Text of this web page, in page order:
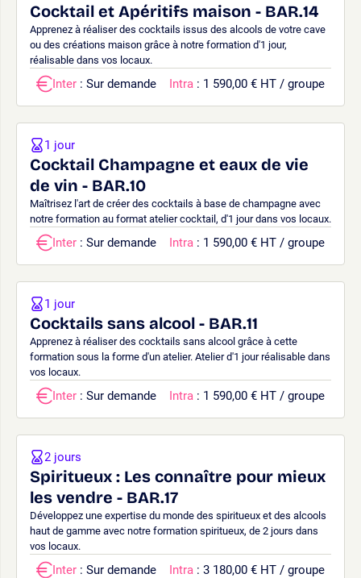
Cocktail et Apéritifs maison - BAR.14
Apprenez à réaliser des cocktails issus des alcools de votre cave
ou des créations maison grâce à notre formation d'1 jour,
réalisable dans vos locaux.
Inter : Sur demande Intra : 1 590,00 € HT / groupe
Cocktail Champagne et eaux de vie
de vin - BAR.10
Maîtrisez l'art de créer des cocktails à base de champagne avec
notre formation au format atelier cocktail, d'1 jour dans vos locaux.
1 jour
Inter : Sur demande Intra : 1 590,00 € HT / groupe
Cocktails sans alcool - BAR.11
Apprenez à réaliser des cocktails sans alcool grâce à cette
formation sous la forme d'un atelier. Atelier d'1 jour réalisable dans
vos locaux.
1 jour
Inter : Sur demande Intra : 1 590,00 € HT / groupe
Spiritueux : Les connaître pour mieux
les vendre - BAR.17
Développez une expertise du monde des spiritueux et des alcools
haut de gamme avec notre formation spiritueux, de 2 jours dans
vos locaux.
2 jours
Inter : Sur demande Intra : 3 180,00 € HT / groupe